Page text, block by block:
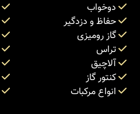
دوخواب
حفاظ و دزدگیر
گاز رومیزی
تراس
آلاچیق
کنتور گاز
انواع مرکبات